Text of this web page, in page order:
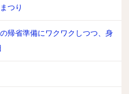
つり
帰省準備にワクワクしつつ、身